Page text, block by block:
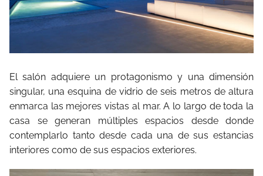
El salón adquiere un protagonismo y una dimensión
singular, una esquina de vidrio de seis metros de altura
enmarca las mejores vistas al mar. A lo largo de toda la
casa se generan múltiples espacios desde donde
contemplarlo tanto desde cada una de sus estancias
interiores como de sus espacios exteriores.